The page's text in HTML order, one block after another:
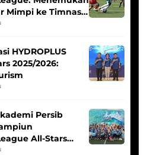
Mimpi ke Timnas
HYDROPLUS
2025/2026:
Persib
All-Stars